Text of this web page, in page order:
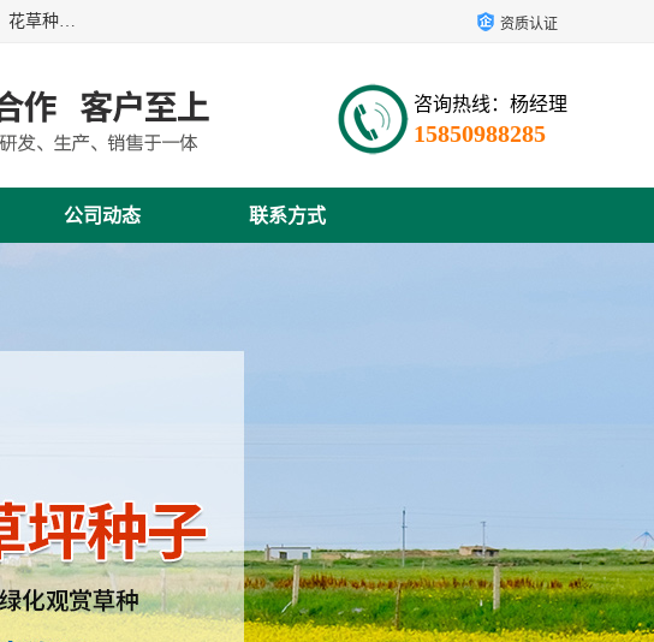
江苏野春种业有限公司是一家种子批发企业，位于沭阳县刘集镇南岗庄村杨东组159号，主要经营草坪种子、牧草种子、花草种子、复绿草种、绿化草籽、护坡草籽、绿肥种子、灌木种子、黑麦草种子、高羊茅种子、早熟禾种子、狗牙根种子、剪股颖种子等。 资质认证
咨询热线：杨经理
15850988285
公司动态 联系方式